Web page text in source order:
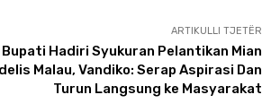
ARTIKULLI TJETËR
Bupati Hadiri Syukuran Pelantikan Mian
Malau, Vandiko: Serap Aspirasi Dan
Turun Langsung ke Masyarakat